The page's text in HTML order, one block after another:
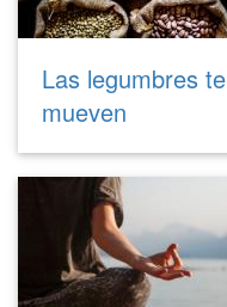
Las legumbres te
mueven